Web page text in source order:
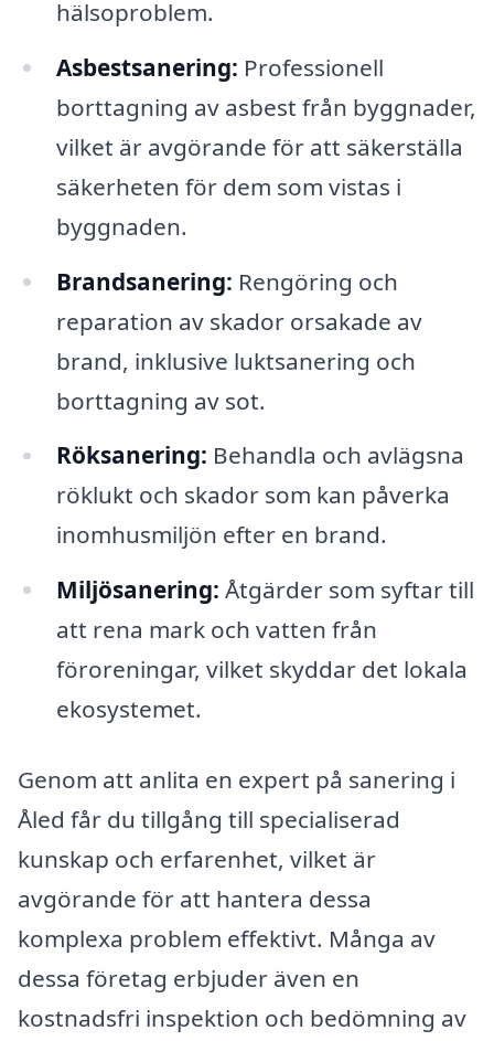
hälsoproblem.
Asbestsanering: Professionell
borttagning av asbest från byggnader,
vilket är avgörande för att säkerställa
säkerheten för dem som vistas i
byggnaden.
Brandsanering: Rengöring och
reparation av skador orsakade av
brand, inklusive luktsanering och
borttagning av sot.
Röksanering: Behandla och avlägsna
röklukt och skador som kan påverka
inomhusmiljön efter en brand.
Miljösanering: Åtgärder som syftar till
att rena mark och vatten från
föroreningar, vilket skyddar det lokala
ekosystemet.
Genom att anlita en expert på sanering i
Åled får du tillgång till specialiserad
kunskap och erfarenhet, vilket är
avgörande för att hantera dessa
komplexa problem effektivt. Många av
dessa företag erbjuder även en
kostnadsfri inspektion och bedömning av